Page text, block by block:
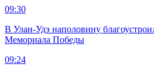
09:30
В Улан-Удэ наполовину
Мемориала Победы
09:24